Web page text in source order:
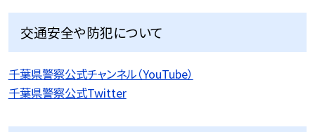
交通安全や防犯について
千葉県警察公式チャンネル（YouTube）
千葉県警察公式Twitter